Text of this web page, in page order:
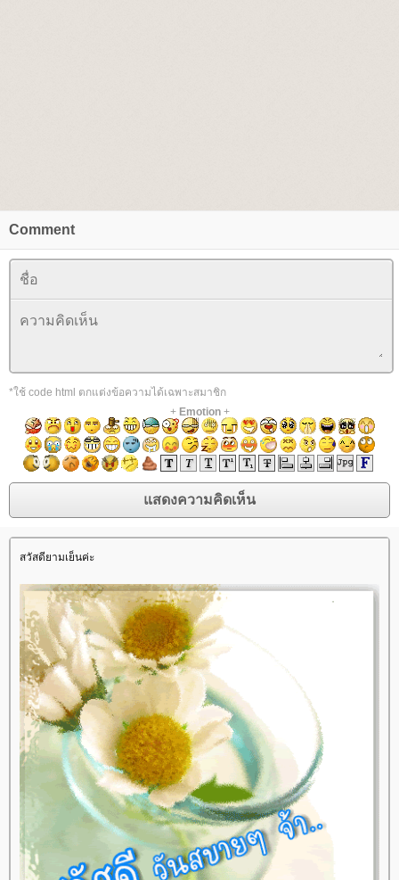
Comment
*ใช้ code html ตกแต่งข้อความได้เฉพาะสมาชิก
+ Emotion+
สวัสดียามเย็นค่ะ